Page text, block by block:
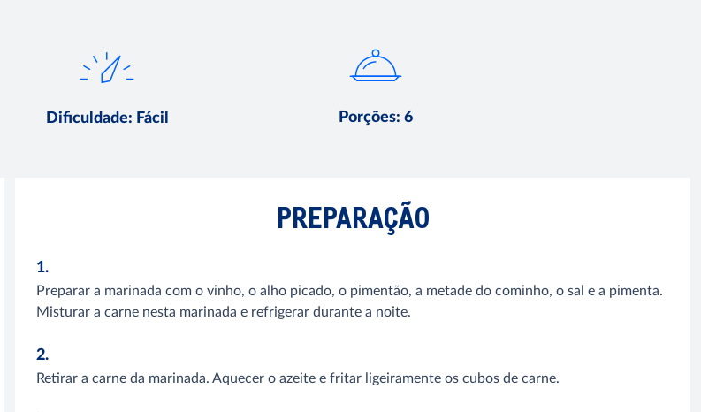
Dificuldade: Fácil Porções: 6
PREPARAÇÃO
1.
Preparar a marinada com o vinho, o alho picado, o pimentão, a metade do cominho, o sal e a pimenta.
Misturar a carne nesta marinada e refrigerar durante a noite.
2.
Retirar a carne da marinada. Aquecer o azeite e fritar ligeiramente os cubos de carne.